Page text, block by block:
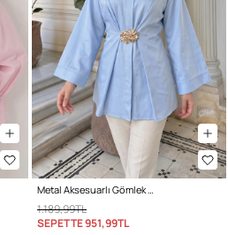
Metal Aksesuarlı Gömlek Y0142 - BEBE MAVİSİ
1.189,99TL
SEPETTE951,99TL